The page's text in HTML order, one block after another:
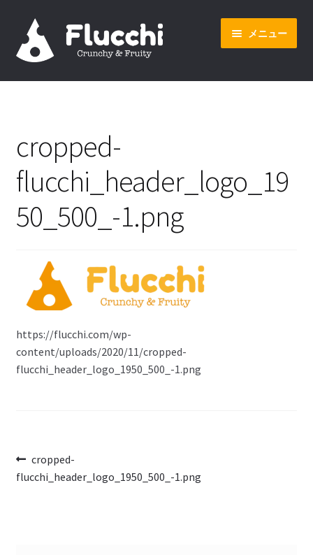
ビ
ゲ
ー
へ
キ
プ
ン
テ
ン
キ
プ
メニュー
ホーム
会社概要
cropped-
flucchi_header_logo_19
50_500_-1.png
https://flucchi.com/wp-
content/uploads/2020/11/cropped-
flucchi_header_logo_1950_500_-1.png
投
稿
前
の
cropped-
flucchi_header_logo_1950_500_-1.png